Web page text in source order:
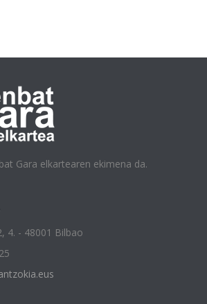
Gara elkartearen ekimena da.
4. - 48001 Bilbao